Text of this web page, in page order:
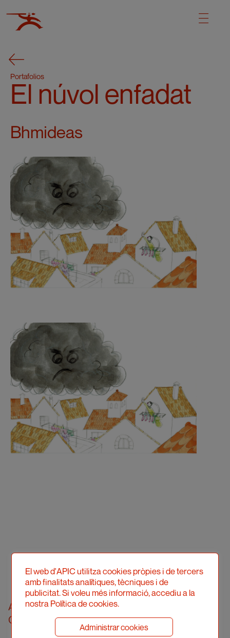
Portafolios
El núvol enfadat
Bhmideas
Asociació Professional d'Il·lustradors de
Catalunya
El web d'APIC utilitza cookies pròpies i de tercers
amb finalitats analítiques, tècniques i de
publicitat. Si voleu més informació, accediu a la
nostra Política de cookies.
Administrar cookies